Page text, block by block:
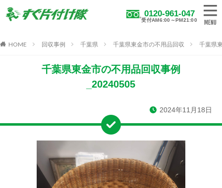
0120-961-047
受付AM6:00～PM21:00
HOME 回収事例 千葉県 千葉県東金市の不用品回収 千葉県
千葉県東金市の不用品回収事例
_20240505
2024年11月18日